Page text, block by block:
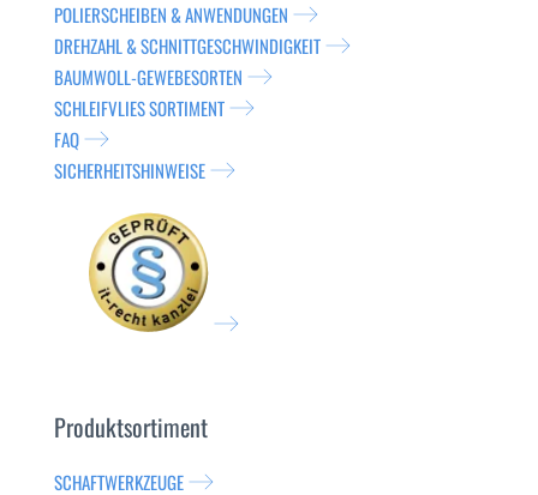
POLIERSCHEIBEN & ANWENDUNGEN
DREHZAHL & SCHNITTGESCHWINDIGKEIT
BAUMWOLL-GEWEBESORTEN
SCHLEIFVLIES SORTIMENT
FAQ
SICHERHEITSHINWEISE
Produktsortiment
SCHAFTWERKZEUGE